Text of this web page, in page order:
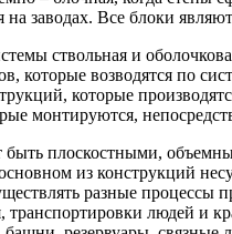
на заводах. Все блоки
ствольная и
которые возводятся по
которые
монтируются,
быть плоскостными,
из конструкций
разные процессы
транспортировки людей и